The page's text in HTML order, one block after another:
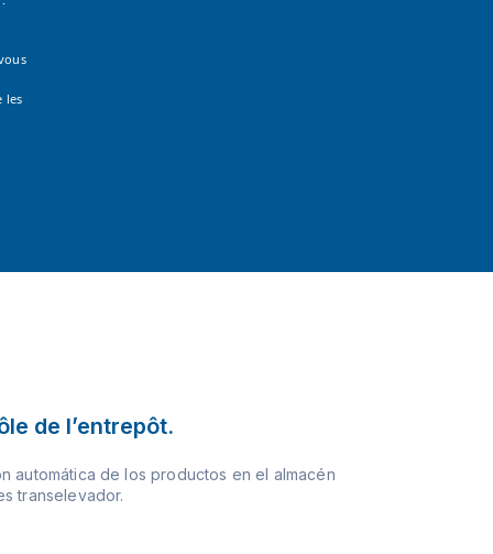
les
de l’entrepôt.
automática de los productos en el almacén
transelevador.